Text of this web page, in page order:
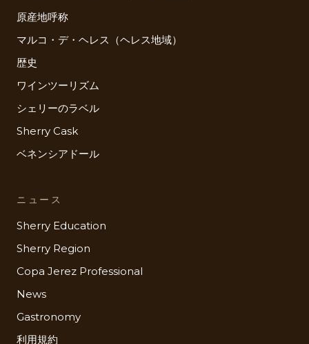
原産地呼称
マルコ・デ・ヘレス（ヘレス地域）
歴史
ワインツーリズム
シェリーのラベル
Sherry Cask
ベネンシアドール
ニュース
Sherry Education
Sherry Region
Copa Jerez Professional
News
Gastronomy
利用規約